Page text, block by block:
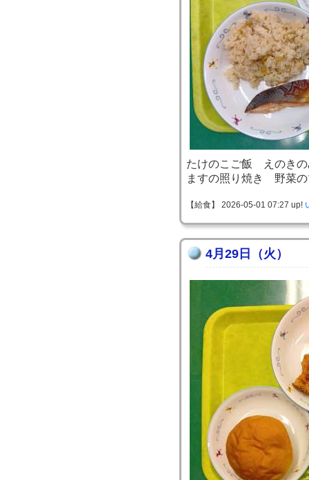
たけのこご飯 えのきの
ますの照り焼き 野菜の
【給食】 2026-05-01 07:27 up!
4月29日（火）